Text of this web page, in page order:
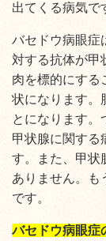
出てくる病気で
バセドウ病眼症
対する抗体が甲
肉を標的にする
状になります。
とになります。
甲状腺に関する
す。また、甲状
ありません。も
です。
バセドウ病眼症